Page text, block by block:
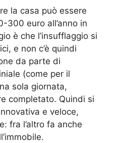
la casa può essere
300 euro all’anno in
è che l’insufflaggio si
e non c’è quindi
da parte di
(come per il
sola giornata,
completato. Quindi si
e veloce,
fra l’altro fa anche